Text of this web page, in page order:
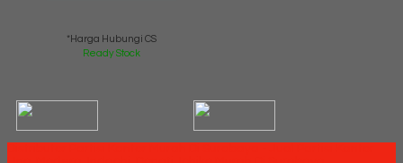
*Harga Hubungi CS
Ready Stock